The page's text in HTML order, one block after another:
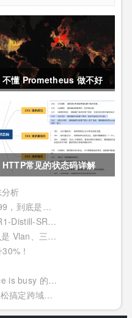
不懂 Prometheus 做不好
运维？那就来看这一篇干货
吧。
HTTP常见的状态码详解
析
监控指标中的 P90、P95、P99，到底是个啥？
SRE领域大模型-DeepSeek-R1-Distill-SRE-Qwen-32B-INT8
教科书级别的理解：到底什么是 Vlan、三层交换机、网关与DNS？
！
【Linux】umount 提示:device is busy 的处理方法(In some cases useful info about processes that use )
一点也不复杂！Nginx 可以轻松搞定跨域问题？妥妥加薪！